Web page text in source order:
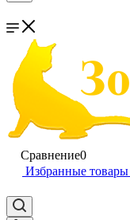
Сравнение0
Избранные товары